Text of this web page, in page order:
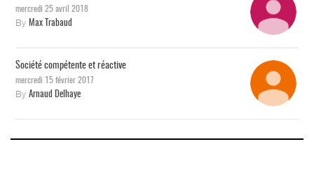
mercredi 25 avril 2018
By Max Trabaud
Société compétente et réactive
mercredi 15 février 2017
By Arnaud Delhaye